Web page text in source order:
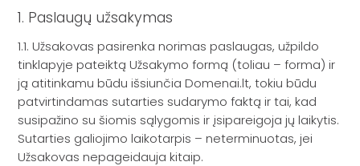
1. Paslaugų užsakymas
1.1. Užsakovas pasirenka norimas paslaugas, užpildo
tinklapyje pateiktą Užsakymo formą (toliau – forma) ir
ją atitinkamu būdu išsiunčia Domenai.lt, tokiu būdu
patvirtindamas sutarties sudarymo faktą ir tai, kad
susipažino su šiomis sąlygomis ir įsipareigoja jų laikytis.
Sutarties galiojimo laikotarpis – neterminuotas, jei
Užsakovas nepageidauja kitaip.